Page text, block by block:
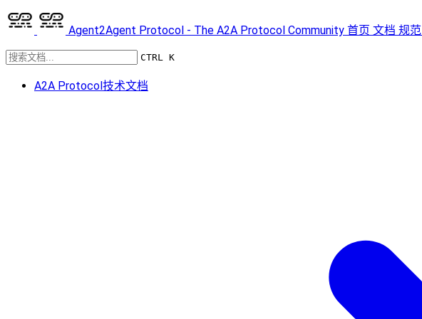
Agent2Agent Protocol - The A2A Protocol Community 首页 文档 规范
CTRL K
A2A Protocol技术文档